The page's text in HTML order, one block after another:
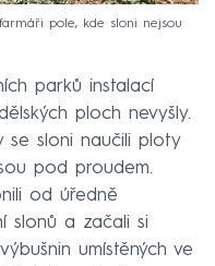
pole, kde sloni nejsou
parků instalací
ploch nevyšly.
se sloni naučili ploty
pod proudem.
od úředně
slonů a začali si
umístěných ve